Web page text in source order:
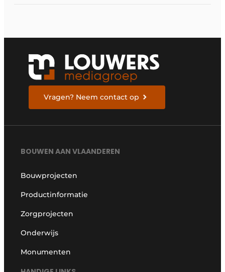
Vragen? Neem contact op
BOUWEN AAN VLAANDEREN
Bouwprojecten
Productinformatie
Zorgprojecten
Onderwijs
Monumenten